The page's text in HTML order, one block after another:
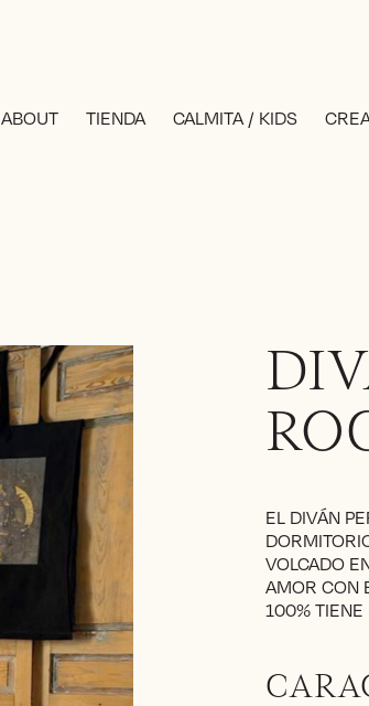
ABOUT TIENDA CALMITA / KIDS
EL DIVÁN
VOLCADO
AMOR CON
100% TIENE